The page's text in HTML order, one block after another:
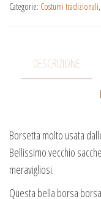
Categorie: Costumi tradizionali,
DESCRIZIONE
Borsetta molto usata
Bellissimo vecchio
meravigliosi.
Questa bella borsa